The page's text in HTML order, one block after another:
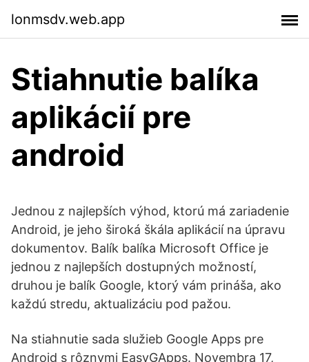
lonmsdv.web.app
Stiahnutie balíka
aplikácií pre
android
Jednou z najlepších výhod, ktorú má zariadenie
Android, je jeho široká škála aplikácií na úpravu
dokumentov. Balík balíka Microsoft Office je
jednou z najlepších dostupných možností,
druhou je balík Google, ktorý vám prináša, ako
každú stredu, aktualizáciu pod pažou.
Na stiahnutie sada služieb Google Apps pre
Android s rôznymi EasyGApps. Novembra 17,